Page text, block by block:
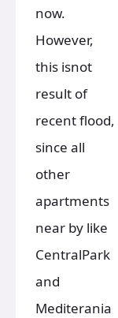
now.
However,
this isnot
result of
recent flood,
since all
other
apartments
near by like
CentralPark
and
Mediterania